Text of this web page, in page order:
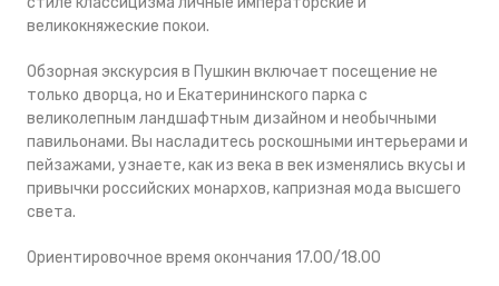
великокняжеские покои.
Обзорная экскурсия в Пушкин включает посещение не
только дворца, но и Екатерининского парка с
великолепным ландшафтным дизайном и необычными
павильонами. Вы насладитесь роскошными интерьерами и
пейзажами, узнаете, как из века в век изменялись вкусы и
привычки российских монархов, капризная мода высшего
света.
Ориентировочное время окончания 17.00/18.00